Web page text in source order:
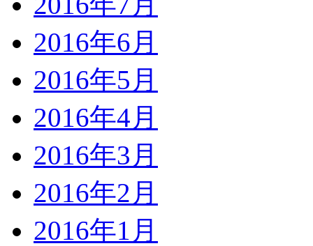
2016年6月
2016年5月
2016年4月
2016年3月
2016年2月
2016年1月